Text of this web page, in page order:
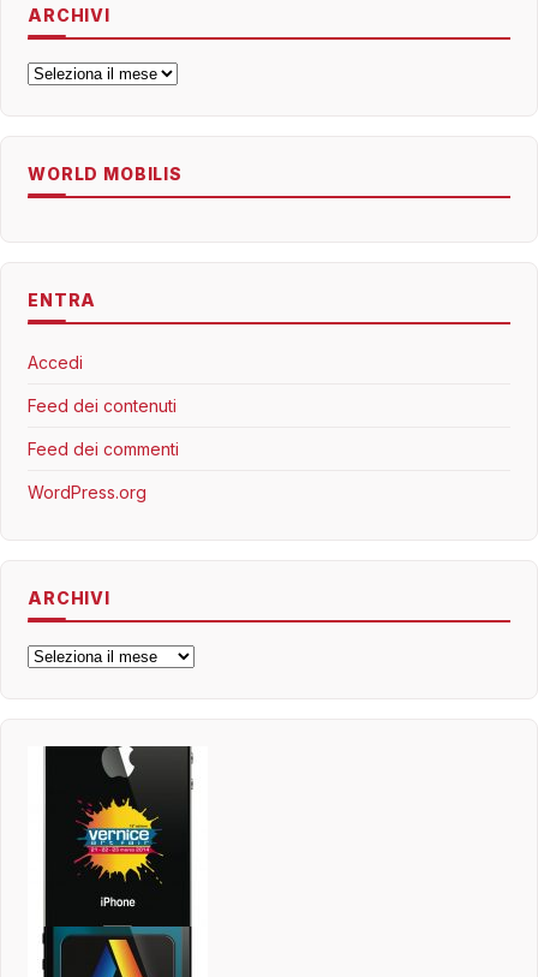
ARCHIVI
Archivi
WORLD MOBILIS
ENTRA
Accedi
Feed dei contenuti
Feed dei commenti
WordPress.org
ARCHIVI
Archivi